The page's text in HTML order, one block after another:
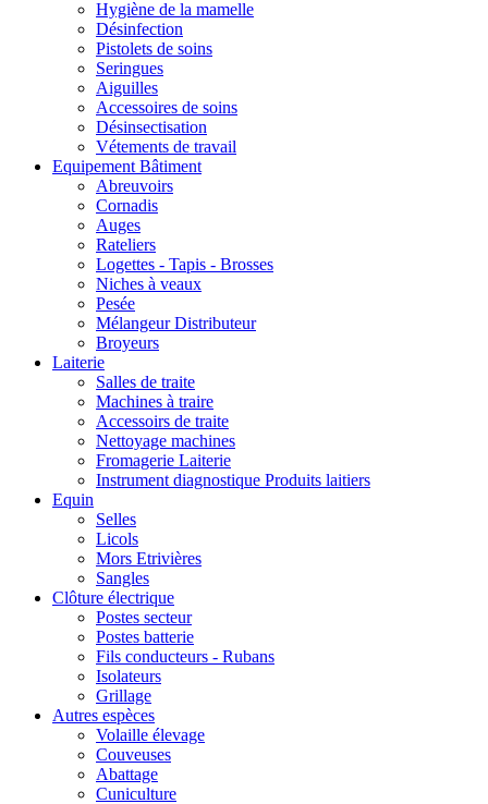
Hygiène de la mamelle
Désinfection
Pistolets de soins
Seringues
Aiguilles
Accessoires de soins
Désinsectisation
Vétements de travail
Equipement Bâtiment
Abreuvoirs
Cornadis
Auges
Rateliers
Logettes - Tapis - Brosses
Niches à veaux
Pesée
Mélangeur Distributeur
Broyeurs
Laiterie
Salles de traite
Machines à traire
Accessoirs de traite
Nettoyage machines
Fromagerie Laiterie
Instrument diagnostique Produits laitiers
Equin
Selles
Licols
Mors Etrivières
Sangles
Clôture électrique
Postes secteur
Postes batterie
Fils conducteurs - Rubans
Isolateurs
Grillage
Autres espèces
Volaille élevage
Couveuses
Abattage
Cuniculture